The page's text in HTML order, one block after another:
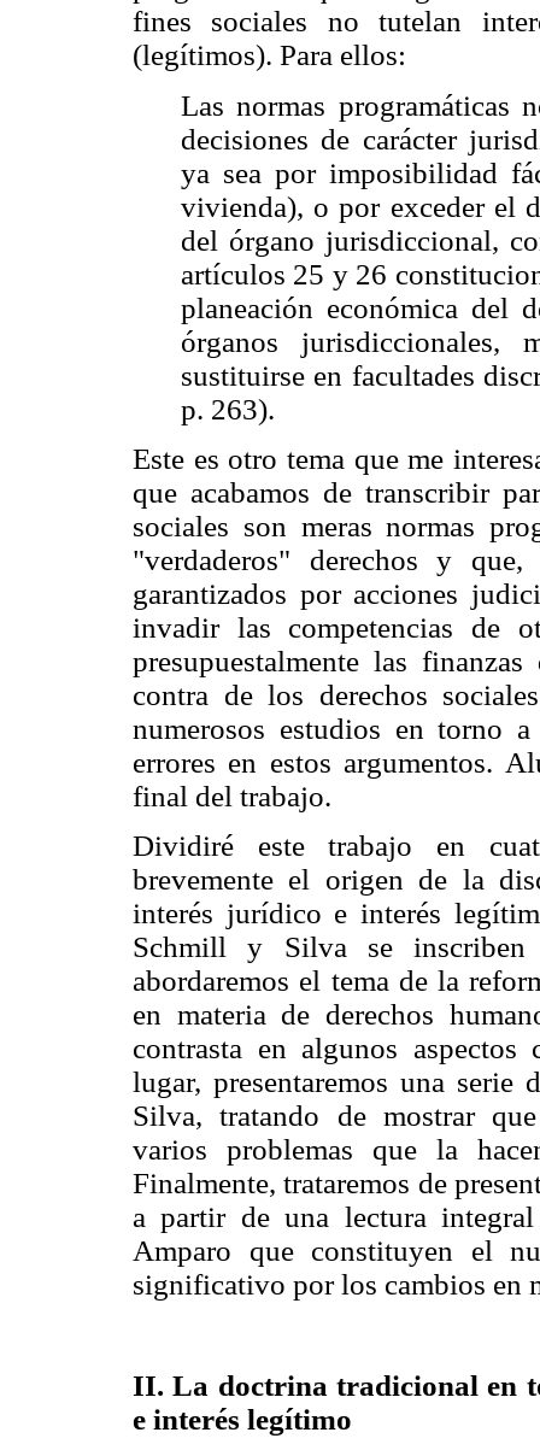
fines sociales no tutelan
(legítimos). Para ellos:
Las normas programáticas
decisiones de carácter
ya sea por imposibilidad
vivienda), o por exceder el
del órgano jurisdiccional,
artículos 25 y 26
planeación económica del
órganos jurisdiccionales,
sustituirse en facultades
p. 263).
Este es otro tema que me
que acabamos de transcribir
sociales son meras normas
"verdaderos" derechos y
garantizados por acciones
invadir las competencias de
presupuestalmente las
contra de los derechos
numerosos estudios en torno
errores en estos argumentos.
final del trabajo.
Dividiré este trabajo en
brevemente el origen de la
interés jurídico e interés
Schmill y Silva se inscriben
abordaremos el tema de la
en materia de derechos
contrasta en algunos
lugar, presentaremos una
Silva, tratando de mostrar
varios problemas que la
Finalmente, trataremos de
a partir de una lectura
Amparo que constituyen el
significativo por los cambios en
II. La doctrina tradicional en
e interés legítimo